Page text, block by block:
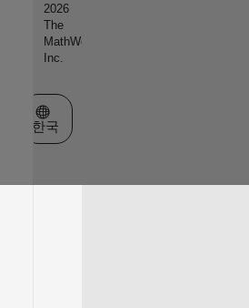
2026
The
MathWorks,
Inc.
웹사이트 선택
한국